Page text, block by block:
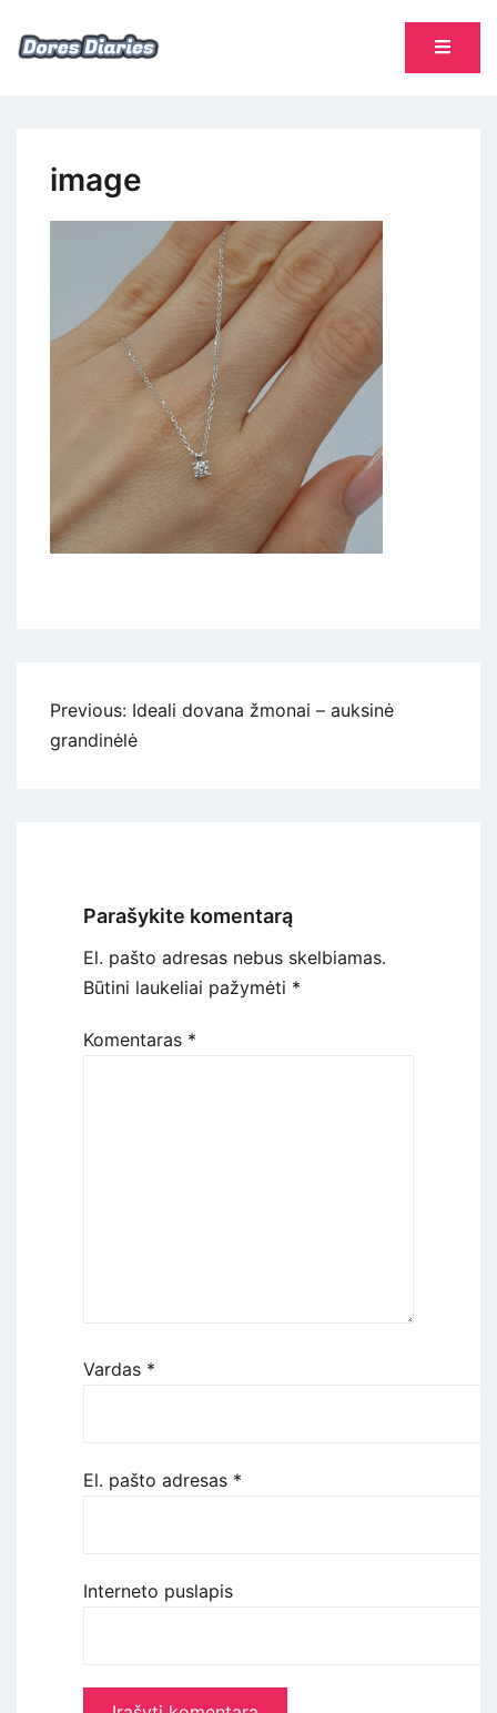
image
Navigacija
tarp
Previous: Ideali dovana žmonai – auksinė
grandinėlė
Parašykite komentarą
El. pašto adresas nebus skelbiamas.
Būtini laukeliai pažymėti *
Komentaras *
Vardas *
El. pašto adresas *
Interneto puslapis